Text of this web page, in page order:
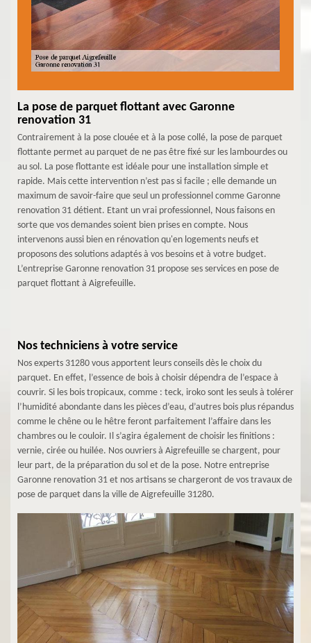
La pose de parquet flottant avec Garonne
renovation 31
Contrairement à la pose clouée et à la pose collé, la pose de parquet
flottante permet au parquet de ne pas être fixé sur les lambourdes ou
au sol. La pose flottante est idéale pour une installation simple et
rapide. Mais cette intervention n’est pas si facile ; elle demande un
maximum de savoir-faire que seul un professionnel comme Garonne
renovation 31 détient. Etant un vrai professionnel, Nous faisons en
sorte que vos demandes soient bien prises en compte. Nous
intervenons aussi bien en rénovation qu'en logements neufs et
proposons des solutions adaptés à vos besoins et à votre budget.
L’entreprise Garonne renovation 31 propose ses services en pose de
parquet flottant à Aigrefeuille.
Nos techniciens à votre service
Nos experts 31280 vous apportent leurs conseils dès le choix du
parquet. En effet, l’essence de bois à choisir dépendra de l’espace à
couvrir. Si les bois tropicaux, comme : teck, iroko sont les seuls à tolérer
l’humidité abondante dans les pièces d’eau, d’autres bois plus répandus
comme le chêne ou le hêtre feront parfaitement l’affaire dans les
chambres ou le couloir. Il s’agira également de choisir les finitions :
vernie, cirée ou huilée. Nos ouvriers à Aigrefeuille se chargent, pour
leur part, de la préparation du sol et de la pose. Notre entreprise
Garonne renovation 31 et nos artisans se chargeront de vos travaux de
pose de parquet dans la ville de Aigrefeuille 31280.